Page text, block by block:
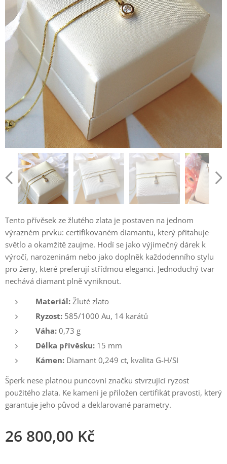
Tento přívěsek ze žlutého zlata je postaven na jednom
výrazném prvku: certifikovaném diamantu, který přitahuje
světlo a okamžitě zaujme. Hodí se jako výjimečný dárek k
výročí, narozeninám nebo jako doplněk každodenního stylu
pro ženy, které preferují střídmou eleganci. Jednoduchý tvar
nechává diamant plně vyniknout.
Materiál: Žluté zlato
Ryzost: 585/1000 Au, 14 karátů
Váha: 0,73 g
Délka přívěsku: 15 mm
Kámen: Diamant 0,249 ct, kvalita G-H/SI
Šperk nese platnou puncovní značku stvrzující ryzost
použitého zlata. Ke kameni je přiložen certifikát pravosti, který
garantuje jeho původ a deklarované parametry.
26 800,00 Kč